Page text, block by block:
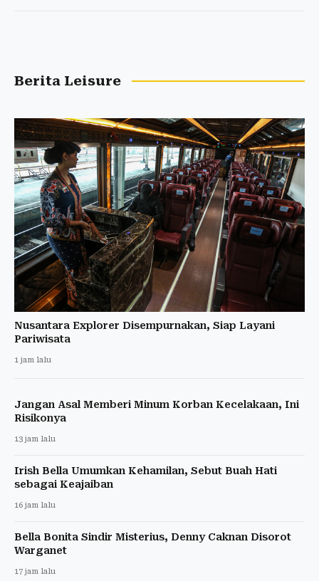
Berita Leisure
Nusantara Explorer Disempurnakan, Siap Layani
Pariwisata
1 jam lalu
Jangan Asal Memberi Minum Korban Kecelakaan, Ini
Risikonya
13 jam lalu
Irish Bella Umumkan Kehamilan, Sebut Buah Hati
sebagai Keajaiban
16 jam lalu
Bella Bonita Sindir Misterius, Denny Caknan Disorot
Warganet
17 jam lalu